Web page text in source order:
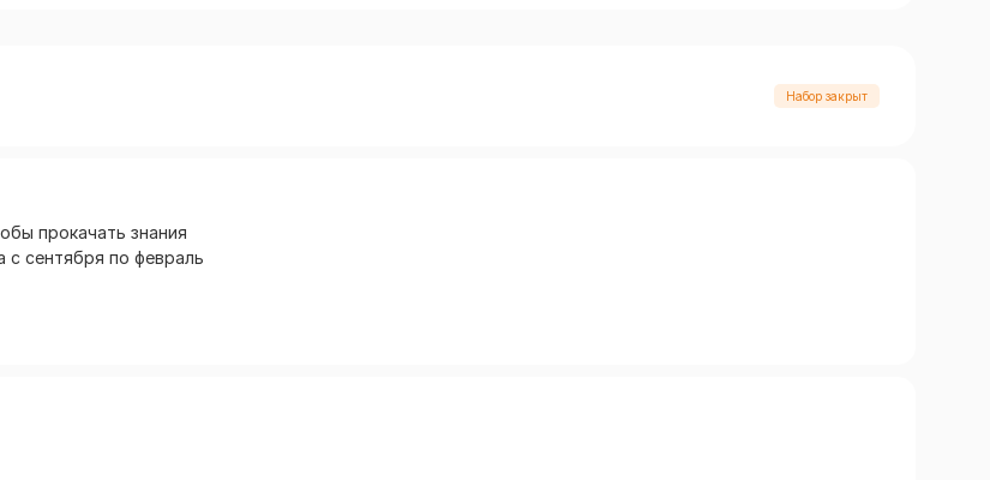
Набор закрыт
прокачать знания
с сентября по февраль